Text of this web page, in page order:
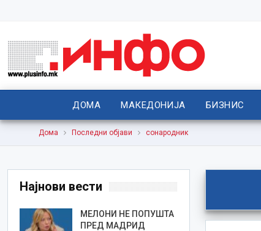
ДОМА МАКЕДОНИЈА БИЗНИС
Дома Последни објави сонародник
Најнови вести
МЕЛОНИ НЕ ПОПУШТА
ПРЕД МАДРИД